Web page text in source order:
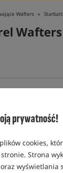
prywatność!
cookies,
Strona
Wafters
Wafters